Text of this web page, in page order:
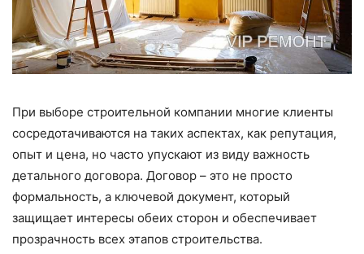
При выборе строительной компании многие клиенты
сосредотачиваются на таких аспектах, как репутация,
опыт и цена, но часто упускают из виду важность
детального договора. Договор – это не просто
формальность, а ключевой документ, который
защищает интересы обеих сторон и обеспечивает
прозрачность всех этапов строительства.